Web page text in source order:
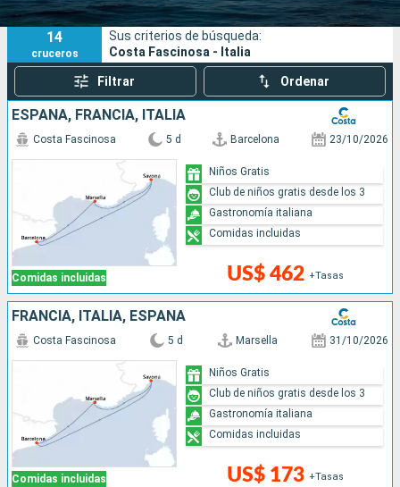
Puertos Compañías
Buscar
14
cruceros
Sus criterios de búsqueda:
Costa Fascinosa - Italia
Filtrar Ordenar
ESPAÑA, FRANCIA, ITALIA
Comidas incluidas
Costa Fascinosa 5 d Barcelona 23/10/2026
US$ 462 +Tasas
Niños Gratis
Club de niños gratis desde los 3
Gastronomía italiana
Comidas incluidas
FRANCIA, ITALIA, ESPAÑA
Comidas incluidas
Costa Fascinosa 5 d Marsella 31/10/2026
US$ 173 +Tasas
Niños Gratis
Club de niños gratis desde los 3
Gastronomía italiana
Comidas incluidas